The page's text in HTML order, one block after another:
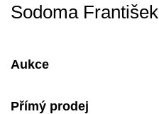
Sodoma František
Aukce
Přímý prodej